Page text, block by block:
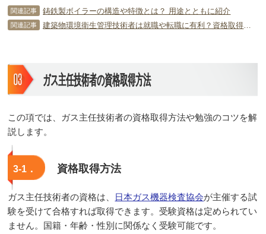
関連記事 鋳鉄製ボイラーの構造や特徴とは？ 用途とともに紹介
関連記事 建築物環境衛生管理技術者は就職や転職に有利？資格取得の方法とは？
ガス主任技術者の資格取得方法
この項では、ガス主任技術者の資格取得方法や勉強のコツを解
説します。
3-1． 資格取得方法
ガス主任技術者の資格は、 日本ガス機器検査協会が主催する試
験を受けて合格すれば取得できます。受験資格は定められてい
ません。国籍・年齢・性別に関係なく受験可能です。